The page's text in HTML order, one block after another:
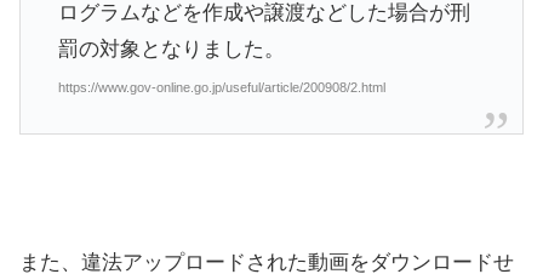
ログラムなどを作成や譲渡などした場合が刑
罰の対象となりました。
https://www.gov-online.go.jp/useful/article/200908/2.html
また、違法アップロードされた動画をダウンロードせ